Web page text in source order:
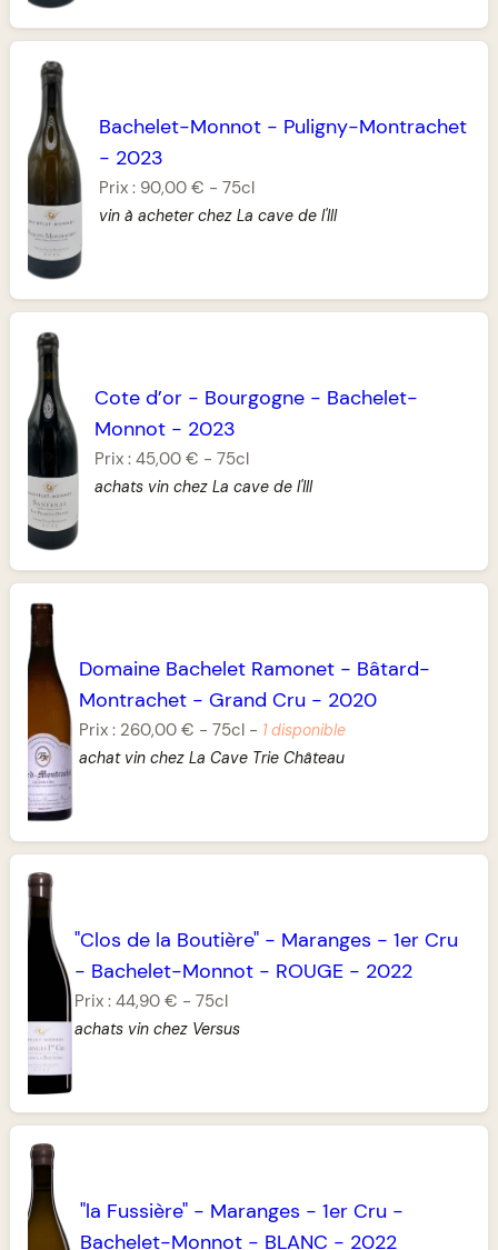
Bachelet-Monnot- Puligny-Montrachet
- 2023
Prix : 90,00 € - 75cl
vin à acheter chez La cave de l'Ill
Cote d’or - Bourgogne - Bachelet-
Monnot - 2023
Prix :45,00 € -75cl
achats vin chez La cave de l'Ill
Domaine Bachelet Ramonet - Bâtard-
Montrachet - Grand Cru - 2020
Prix : 260,00 € -75cl - 1 disponible
achat vin chez La Cave Trie Château
"Clos de la Boutière" - Maranges -1er Cru
- Bachelet-Monnot - ROUGE - 2022
Prix :44,90 € -75cl
achats vin chez Versus
"la Fussière" - Maranges -1er Cru -
Bachelet-Monnot - BLANC - 2022